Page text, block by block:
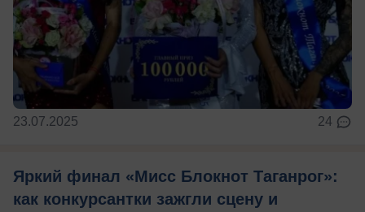
23.07.2025 24
Яркий финал «Мисс Блокнот Таганрог»:
как конкурсантки зажгли сцену и